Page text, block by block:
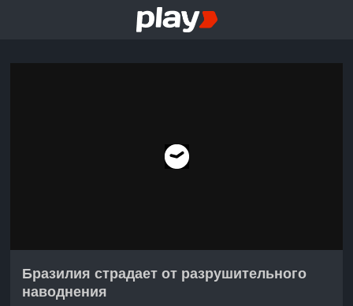
Бразилия страдает от разрушительного
наводнения